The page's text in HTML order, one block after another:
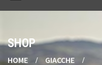
SHOP
HOME
GIACCHE